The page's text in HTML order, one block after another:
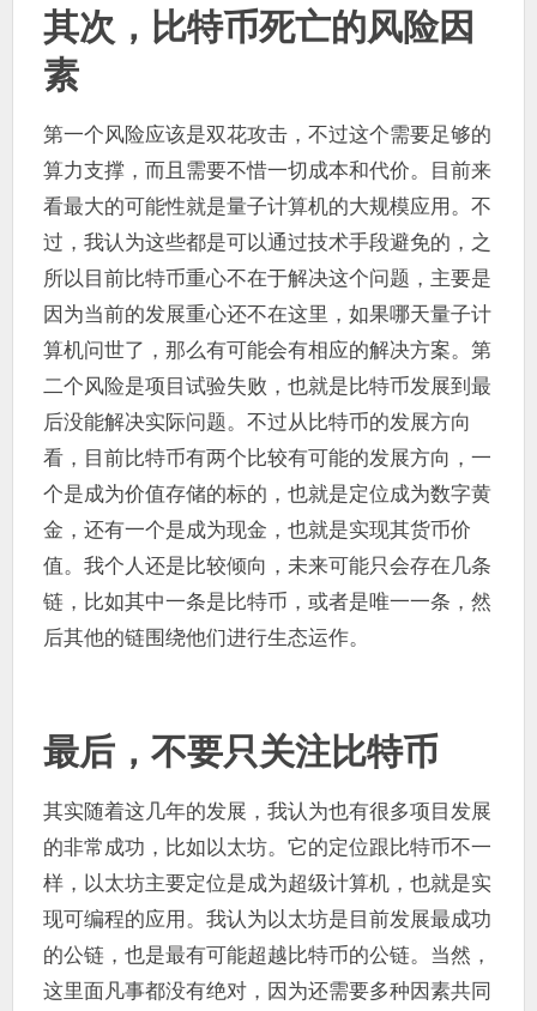
其次，比特币死亡的风险因
素
第一个风险应该是双花攻击，不过这个需要足够的
算力支撑，而且需要不惜一切成本和代价。目前来
看最大的可能性就是量子计算机的大规模应用。不
过，我认为这些都是可以通过技术手段避免的，之
所以目前比特币重心不在于解决这个问题，主要是
因为当前的发展重心还不在这里，如果哪天量子计
算机问世了，那么有可能会有相应的解决方案。第
二个风险是项目试验失败，也就是比特币发展到最
后没能解决实际问题。不过从比特币的发展方向
看，目前比特币有两个比较有可能的发展方向，一
个是成为价值存储的标的，也就是定位成为数字黄
金，还有一个是成为现金，也就是实现其货币价
值。我个人还是比较倾向，未来可能只会存在几条
链，比如其中一条是比特币，或者是唯一一条，然
后其他的链围绕他们进行生态运作。
最后，不要只关注比特币
其实随着这几年的发展，我认为也有很多项目发展
的非常成功，比如以太坊。它的定位跟比特币不一
样，以太坊主要定位是成为超级计算机，也就是实
现可编程的应用。我认为以太坊是目前发展最成功
的公链，也是最有可能超越比特币的公链。当然，
这里面凡事都没有绝对，因为还需要多种因素共同